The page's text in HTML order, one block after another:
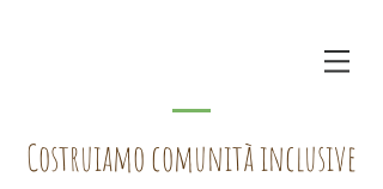
Costruiamo comunità inclusive